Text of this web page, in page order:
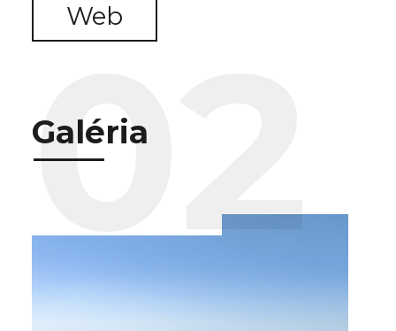
Web
Galéria